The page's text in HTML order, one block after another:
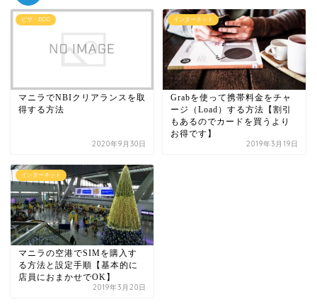
ビザ・ECC
マニラでNBIクリアランスを取
得する方法
2020年9月30日
インターネット
Grabを使って携帯料金をチャ
ージ（Load）する方法【割引
もあるのでカードを買うより
お得です】
2019年3月19日
インターネット
マニラの空港でSIMを購入す
る方法と設定手順【基本的に
店員におまかせでOK】
2019年3月20日